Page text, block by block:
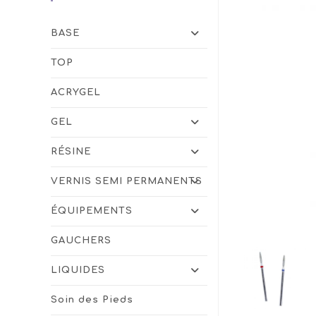
BASE
TOP
ACRYGEL
GEL
RÉSINE
VERNIS SEMI PERMANENTS
ÉQUIPEMENTS
GAUCHERS
LIQUIDES
Soin des Pieds